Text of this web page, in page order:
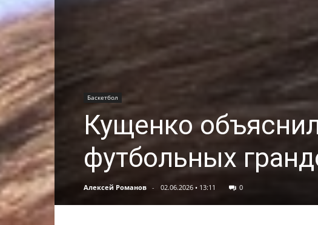
Баскетбол
Кущенко
футбольных
Алексей Романов - 02.06.2026 • 13:11 0